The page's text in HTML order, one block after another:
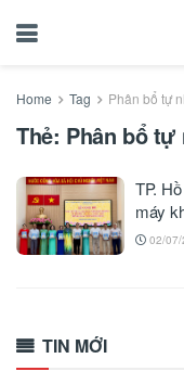
Home Tag Phân bổ tự
Thẻ: Phân bổ tự
TP.
máy
02/07/
TIN MỚI